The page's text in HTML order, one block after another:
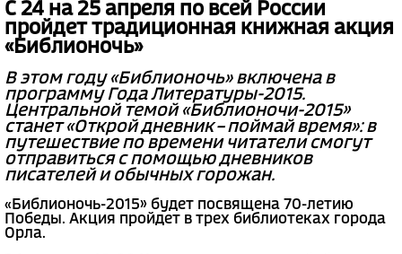
С 24 на 25 апреля по всей России
пройдет традиционная книжная акция
«Библионочь»
В этом году «Библионочь» включена в
программу Года Литературы-2015.
Центральной темой «Библионочи-2015»
станет «Открой дневник – поймай время»: в
путешествие по времени читатели смогут
отправиться с помощью дневников
писателей и обычных горожан.
«Библионочь-2015» будет посвящена 70-летию
Победы. Акция пройдет в трех библиотеках города
Орла.